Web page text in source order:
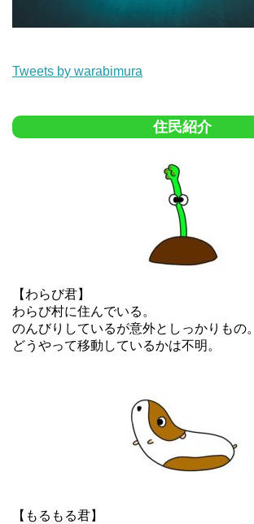
Tweets by warabimura
住民紹介
【わらび君】
わらび村に住んでいる。
のんびりしているが意外としっかりもの。
どうやって移動しているかは不明。
【もるもる君】